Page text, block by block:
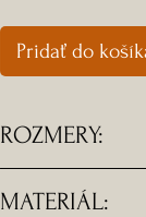
Pridať do
ROZMERY:
-Rozmery
MATERIÁL: